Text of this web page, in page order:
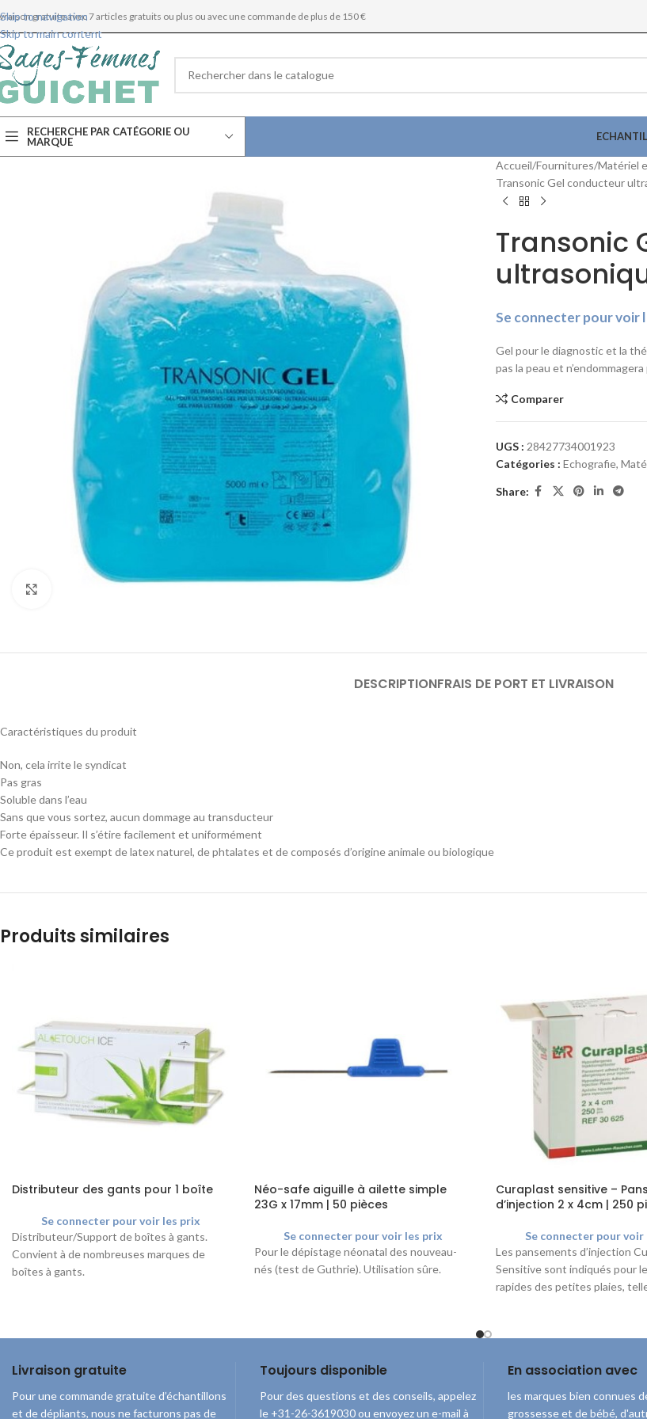
Skip to navigation
Skip to main content
gratuite avec 7 articles gratuits ou plus ou avec une commande de plus de 150 €
RECHERCHE PAR CATÉGORIE OU
MARQUE
Accueil Fournitures Matériel
Transonic Gel conducteur
Transonic
Se connecter pour voir
Gel pour le diagnostic et la
pas la peau et
Comparer
UGS : 28427734001923
Catégories : Echografie,
Share:
DESCRIPTIONFRAIS DE PORT ET LIVRAISON
Caractéristiques du produit
Non, cela irrite le syndicat
Pas gras
Soluble dans l’eau
Sans que vous sortez, aucun dommage au transducteur
Forte épaisseur. Il s’étire facilement et uniformément
Ce produit est exempt de latex naturel, de phtalates et de composés d’origine animale ou biologique
Produits similaires
Distributeur des gants pour 1 boîte
Se connecter pour voir les prix
Distributeur/Support de boîtes à gants.
Convient à de nombreuses marques de
boîtes à gants.
Néo-safe aiguille à ailette simple
23G x 17mm | 50 pièces
Se connecter pour voir les prix
Pour le dépistage néonatal des nouveau-
nés (test de Guthrie). Utilisation sûre.
Curaplast sensitive –
d’injection 2 x 4cm | 250
Se connecter pour voir
Les pansements d’injection
Sensitive sont indiqués pour
rapides des petites plaies,
permet de prévenir le collage
pansement indolore.
Livraison gratuite
Pour une commande gratuite d’échantillons
et de dépliants, nous ne facturons pas de
Toujours disponible
Pour des questions et des conseils, appelez
le +31-26-3619030 ou envoyez un e-mail à
En association avec
les marques bien connues
grossesse et de bébé,